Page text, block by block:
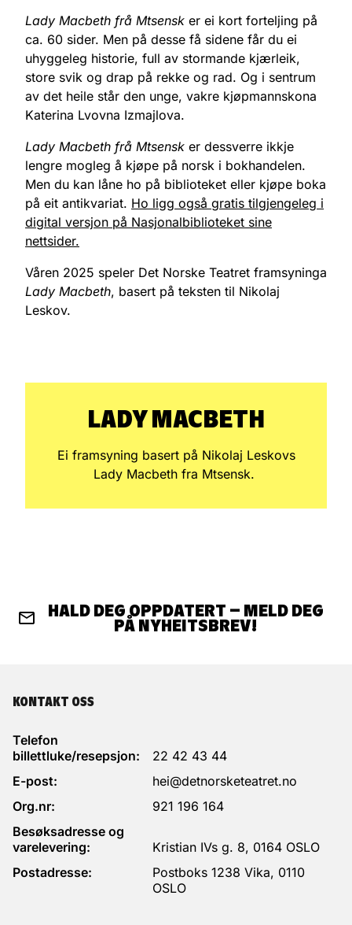
Lady Macbeth frå Mtsensk er ei kort forteljing på
ca. 60 sider. Men på desse få sidene får du ei
uhyggeleg historie, full av stormande kjærleik,
store svik og drap på rekke og rad. Og i sentrum
av det heile står den unge, vakre kjøpmannskona
Katerina Lvovna Izmajlova.
Lady Macbeth frå Mtsensk er dessverre ikkje
lengre mogleg å kjøpe på norsk i bokhandelen.
Men du kan låne ho på biblioteket eller kjøpe boka
på eit antikvariat. Ho ligg også gratis tilgjengeleg i
digital versjon på Nasjonalbiblioteket sine
nettsider.
Våren 2025 speler Det Norske Teatret framsyninga
Lady Macbeth, basert på teksten til Nikolaj
Leskov.
LADY MACBETH
Ei framsyning basert på Nikolaj Leskovs
Lady Macbeth fra Mtsensk.
HALD DEG OPPDATERT – MELD DEG
PÅ NYHEITSBREV!
KONTAKT OSS
Telefon
billettluke/resepsjon:
22 42 43 44
E-post:
hei@detnorsketeatret.no
Org.nr:
921 196 164
Besøksadresse og
varelevering:
Kristian IVs g. 8, 0164 OSLO
Postadresse:
Postboks 1238 Vika, 0110
OSLO